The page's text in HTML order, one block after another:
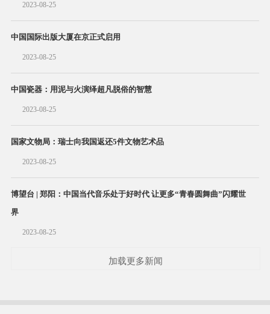
2023-08-25
中国国际出版大厦在京正式启用
2023-08-25
中国瓷器：用泥与火演绎超凡脱俗的智慧
2023-08-25
国家文物局：瑞士向我国返还5件文物艺术品
2023-08-25
博望台 | 郑阳：中国当代音乐处于好时代 让更多“青春圆舞曲”闪耀世
界
2023-08-25
加载更多新闻